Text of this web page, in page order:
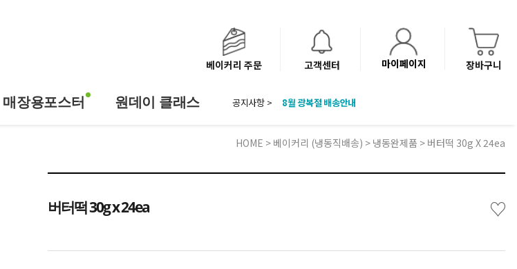
베이커리 주문 고객센터 마이페이지 장바구니
매장용포스터 원데이 클래스 공지사항 >
'NEW 바이브믹스 or 바리스타시럽 1종' 체험단 발표
HOME > 베이커리 (냉동직배송) > 냉동완제품 > 버터떡 30g X 24ea
버터떡 30g x 24ea ♡